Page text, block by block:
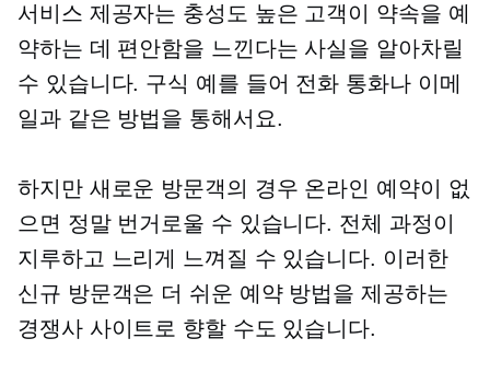
서비스 제공자는 충성도 높은 고객이 약속을 예
약하는 데 편안함을 느낀다는 사실을 알아차릴
수 있습니다. 구식 예를 들어 전화 통화나 이메
일과 같은 방법을 통해서요.
하지만 새로운 방문객의 경우 온라인 예약이 없
으면 정말 번거로울 수 있습니다. 전체 과정이
지루하고 느리게 느껴질 수 있습니다. 이러한
신규 방문객은 더 쉬운 예약 방법을 제공하는
경쟁사 사이트로 향할 수도 있습니다.